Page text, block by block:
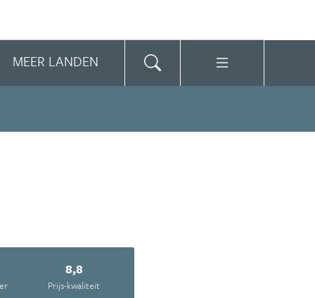
MEER LANDEN
8,8
Prijs-kwaliteit